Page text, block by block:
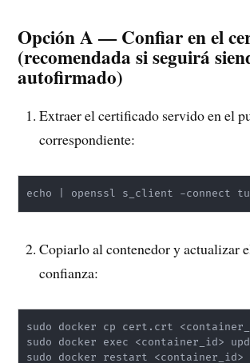
Opción A — Confiar en el
(recomendada si seguirá
autofirmado)
Extraer el certificado servido en el
correspondiente:
echo | openssl s_client -connect
Copiarlo al contenedor y actualizar
confianza:
sudo docker cp cert.crt
sudo docker exec <container_id>
sudo docker restart <container_id>